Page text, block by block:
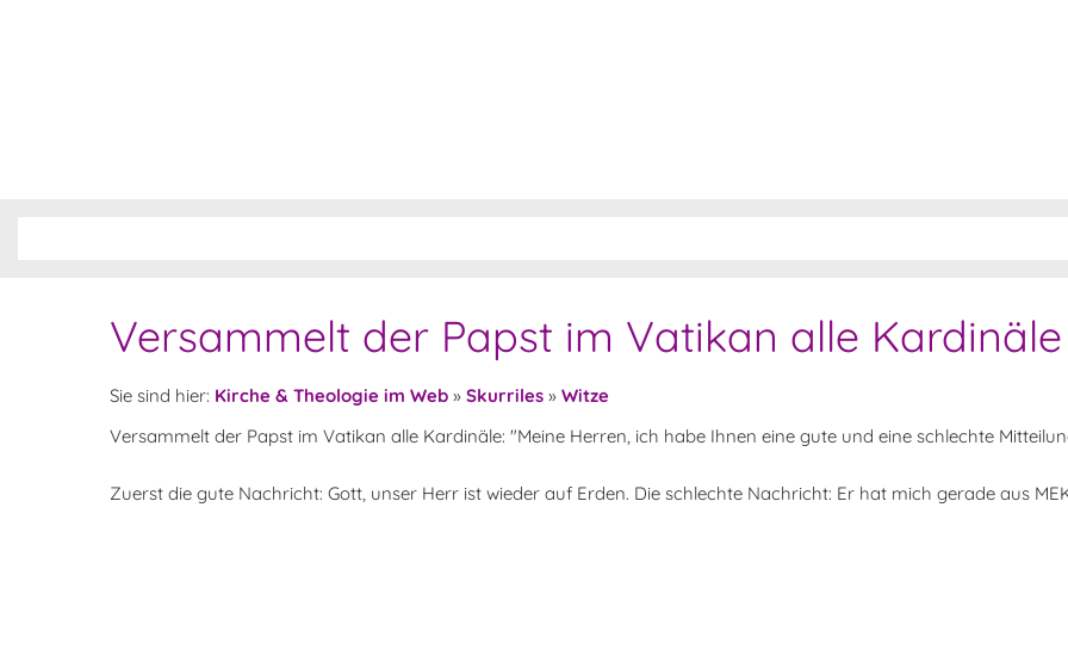
Versammelt der Papst im Vatikan alle Kardinäle
Sie sind hier: Kirche & Theologie im Web » Skurriles » Witze
Versammelt der Papst im Vatikan alle Kardinäle: "Meine Herren, ich habe Ihnen eine gute und eine schlechte
Zuerst die gute Nachricht: Gott, unser Herr ist wieder auf Erden. Die schlechte Nachricht: Er hat mich gerade aus